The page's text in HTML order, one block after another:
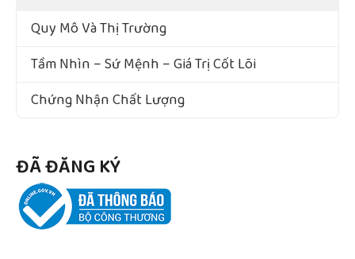
Quy Mô Và Thị Trường
Tầm Nhìn – Sứ Mệnh – Giá Trị Cốt Lõi
Chứng Nhận Chất Lượng
ĐÃ ĐĂNG KÝ